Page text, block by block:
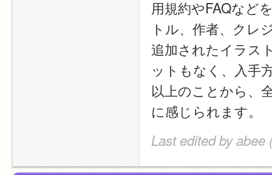
用規約やFAQなど
トル、作者、クレ
追加されたイラス
ットもなく、入手
以上のことから、
に感じられます。
Last edited by abee